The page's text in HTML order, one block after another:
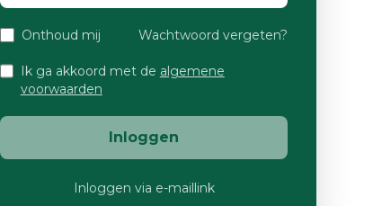
Onthoud mij Wachtwoord vergeten?
Ik ga akkoord met de algemene
voorwaarden
Inloggen
Inloggen via e-maillink